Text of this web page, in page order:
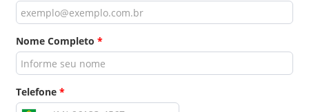
Nome Completo *
Telefone *